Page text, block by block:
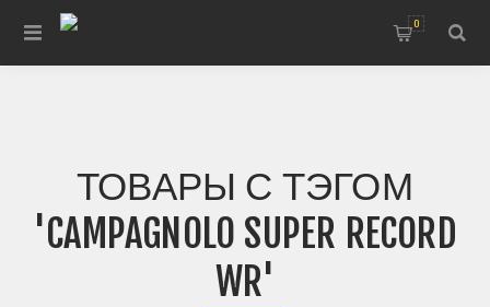
0
ТОВАРЫ С ТЭГОМ
'CAMPAGNOLO SUPER RECORD
WR'